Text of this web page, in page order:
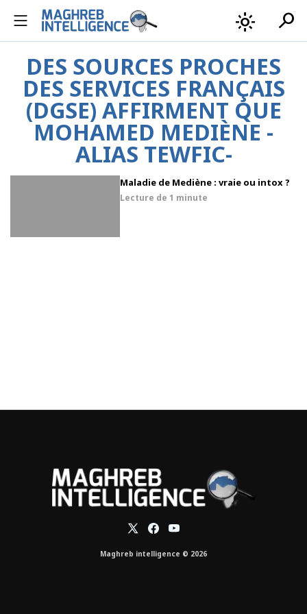
light_mode search
DES SOURCES PROCHES
DES SERVICES FRANÇAIS
(DGSE) AFFIRMENT QUE
MOHAMED MEDIÈNE -
ALIAS TEWFIC-
Maladie de Mediène : vraie ou intox ?
Lecture de 1 minute
Maghreb intelligence © 2026